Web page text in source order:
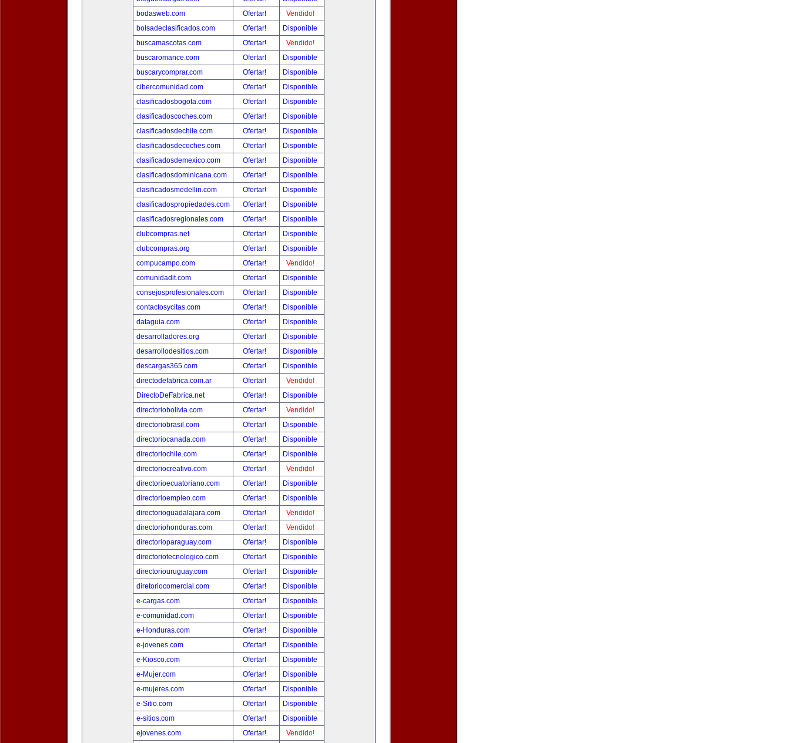
bodasweb.com
Ofertar!
Vendido!
bolsadeclasificados.com
Ofertar!
Disponible
buscamascotas.com
Ofertar!
Vendido!
buscaromance.com
Ofertar!
Disponible
buscarycomprar.com
Ofertar!
Disponible
cibercomunidad.com
Ofertar!
Disponible
clasificadosbogota.com
Ofertar!
Disponible
clasificadoscoches.com
Ofertar!
Disponible
clasificadosdechile.com
Ofertar!
Disponible
clasificadosdecoches.com
Ofertar!
Disponible
clasificadosdemexico.com
Ofertar!
Disponible
clasificadosdominicana.com
Ofertar!
Disponible
clasificadosmedellin.com
Ofertar!
Disponible
clasificadospropiedades.com
Ofertar!
Disponible
clasificadosregionales.com
Ofertar!
Disponible
clubcompras.net
Ofertar!
Disponible
clubcompras.org
Ofertar!
Disponible
compucampo.com
Ofertar!
Vendido!
comunidadit.com
Ofertar!
Disponible
consejosprofesionales.com
Ofertar!
Disponible
contactosycitas.com
Ofertar!
Disponible
dataguia.com
Ofertar!
Disponible
desarrolladores.org
Ofertar!
Disponible
desarrollodesitios.com
Ofertar!
Disponible
descargas365.com
Ofertar!
Disponible
directodefabrica.com.ar
Ofertar!
Vendido!
DirectoDeFabrica.net
Ofertar!
Disponible
directoriobolivia.com
Ofertar!
Vendido!
directoriobrasil.com
Ofertar!
Disponible
directoriocanada.com
Ofertar!
Disponible
directoriochile.com
Ofertar!
Disponible
directoriocreativo.com
Ofertar!
Vendido!
directorioecuatoriano.com
Ofertar!
Disponible
directorioempleo.com
Ofertar!
Disponible
directorioguadalajara.com
Ofertar!
Vendido!
directoriohonduras.com
Ofertar!
Vendido!
directorioparaguay.com
Ofertar!
Disponible
directoriotecnologico.com
Ofertar!
Disponible
directoriouruguay.com
Ofertar!
Disponible
diretoriocomercial.com
Ofertar!
Disponible
e-cargas.com
Ofertar!
Disponible
e-comunidad.com
Ofertar!
Disponible
e-Honduras.com
Ofertar!
Disponible
e-jovenes.com
Ofertar!
Disponible
e-Kiosco.com
Ofertar!
Disponible
e-Mujer.com
Ofertar!
Disponible
e-mujeres.com
Ofertar!
Disponible
e-Sitio.com
Ofertar!
Disponible
e-sitios.com
Ofertar!
Disponible
ejovenes.com
Ofertar!
Vendido!